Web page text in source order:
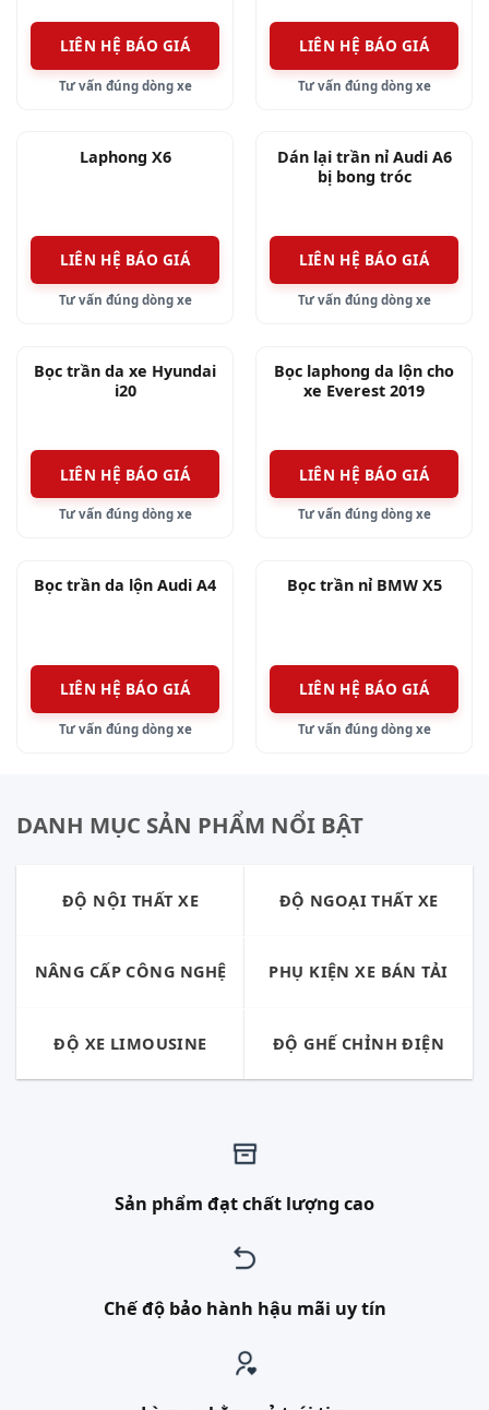
LIÊN HỆ BÁO GIÁ
Tư vấn đúng dòng xe
LIÊN HỆ BÁO GIÁ
Tư vấn đúng dòng xe
Laphong X6
LIÊN HỆ BÁO GIÁ
Tư vấn đúng dòng xe
Dán lại trần nỉ Audi A6
bị bong tróc
LIÊN HỆ BÁO GIÁ
Tư vấn đúng dòng xe
Bọc trần da xe Hyundai
i20
LIÊN HỆ BÁO GIÁ
Tư vấn đúng dòng xe
Bọc laphong da lộn cho
xe Everest 2019
LIÊN HỆ BÁO GIÁ
Tư vấn đúng dòng xe
Bọc trần da lộn Audi A4
LIÊN HỆ BÁO GIÁ
Tư vấn đúng dòng xe
Bọc trần nỉ BMW X5
LIÊN HỆ BÁO GIÁ
Tư vấn đúng dòng xe
DANH MỤC SẢN PHẨM NỔI BẬT
ĐỘ NỘI THẤT XE ĐỘ NGOẠI THẤT XE
NÂNG CẤP CÔNG NGHỆ PHỤ KIỆN XE BÁN TẢI
ĐỘ XE LIMOUSINE ĐỘ GHẾ CHỈNH ĐIỆN
Sản phẩm đạt chất lượng cao
Chế độ bảo hành hậu mãi uy tín